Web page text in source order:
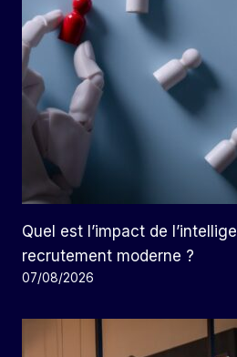
Quel est l’impact de
recrutement moderne ?
07/08/2026